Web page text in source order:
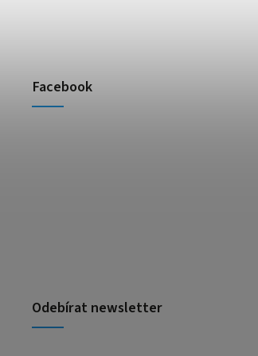
Facebook
Odebírat newsletter